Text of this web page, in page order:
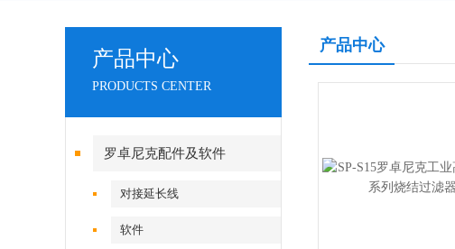
产品中心
PRODUCTS CENTER
罗卓尼克配件及软件
对接延长线
软件
产品中心